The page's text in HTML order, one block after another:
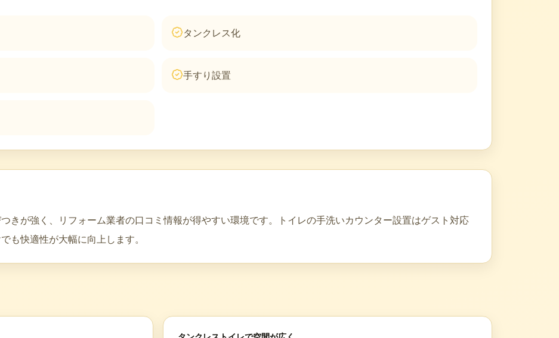
タンクレス化
手すり設置
きが強く、リフォーム業者の口コミ情報が得やすい環境です。トイレの手洗いカウンター設置はゲスト対応
も快適性が大幅に向上します。